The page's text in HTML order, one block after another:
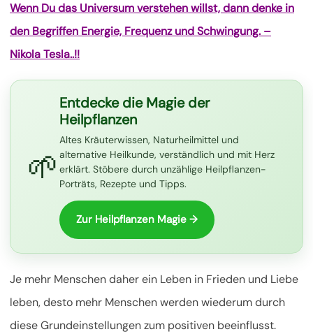
Wenn Du das Universum verstehen willst, dann denke in
den Begriffen Energie, Frequenz und Schwingung. –
Nikola Tesla..!!
🌱
Entdecke die Magie der
Heilpflanzen
Altes Kräuterwissen, Naturheilmittel und
alternative Heilkunde, verständlich und mit Herz
erklärt. Stöbere durch unzählige Heilpflanzen-
Porträts, Rezepte und Tipps.
Zur Heilpflanzen Magie →
Je mehr Menschen daher ein Leben in Frieden und Liebe
leben, desto mehr Menschen werden wiederum durch
diese Grundeinstellungen zum positiven beeinflusst.